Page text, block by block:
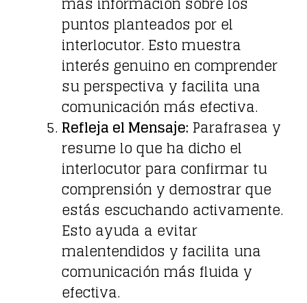
puntos planteados por el
interlocutor. Esto muestra
interés genuino en comprender
su perspectiva y facilita una
comunicación más efectiva.
Refleja el Mensaje: Parafrasea y
resume lo que ha dicho el
interlocutor para confirmar tu
comprensión y demostrar que
estás escuchando activamente.
Esto ayuda a evitar
malentendidos y facilita una
comunicación más fluida y
efectiva.